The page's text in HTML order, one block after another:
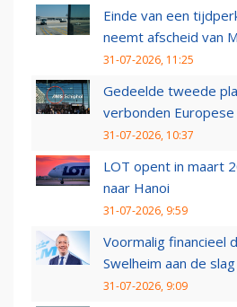
Einde van een
neemt afscheid van
31-07-2026, 11:25
Gedeelde tweede
verbonden Europese
31-07-2026, 10:37
LOT opent in maart
naar Hanoi
31-07-2026, 9:59
Voormalig financieel
Swelheim aan de
31-07-2026, 9:09